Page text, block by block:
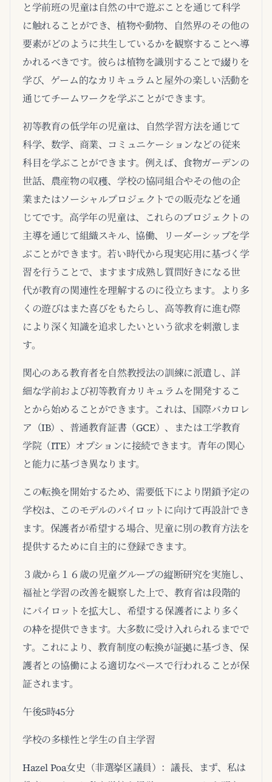
と学前班の児童は自然の中で遊ぶことを通じて科学
に触れることができ、植物や動物、自然界のその他の
要素がどのように共生しているかを観察することへ導
かれるべきです。彼らは植物を識別することで綴りを
学び、ゲーム的なカリキュラムと屋外の楽しい活動を
通じてチームワークを学ぶことができます。
初等教育の低学年の児童は、自然学習方法を通じて
科学、数学、商業、コミュニケーションなどの従来
科目を学ぶことができます。例えば、食物ガーデンの
世話、農産物の収穫、学校の協同組合やその他の企
業またはソーシャルプロジェクトでの販売などを通
じてです。高学年の児童は、これらのプロジェクトの
主導を通じて組織スキル、協働、リーダーシップを学
ぶことができます。若い時代から現実応用に基づく学
習を行うことで、ますます成熟し質問好きになる世
代が教育の関連性を理解するのに役立ちます。より多
くの遊びはまた喜びをもたらし、高等教育に進む際
により深く知識を追求したいという欲求を刺激しま
す。
関心のある教育者を自然教授法の訓練に派遣し、詳
細な学前および初等教育カリキュラムを開発するこ
とから始めることができます。これは、国際バカロレ
ア（IB）、普通教育証書（GCE）、または工学教育
学院（ITE）オプションに接続できます。青年の関心
と能力に基づき異なります。
この転換を開始するため、需要低下により閉鎖予定の
学校は、このモデルのパイロットに向けて再設計でき
ます。保護者が希望する場合、児童に別の教育方法を
提供するために自主的に登録できます。
３歳から１６歳の児童グループの縦断研究を実施し、
福祉と学習の改善を観察した上で、教育省は段階的
にパイロットを拡大し、希望する保護者により多く
の枠を提供できます。大多数に受け入れられるまでで
す。これにより、教育制度の転換が証拠に基づき、保
護者との協働による適切なペースで行われることが保
証されます。
午後5時45分
学校の多様性と学生の自主学習
Hazel Poa女史（非選挙区議員）：議長、まず、私は